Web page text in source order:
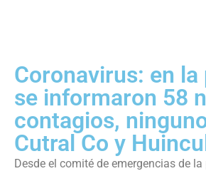
Coronavirus: en
se informaron 58
contagios,
Cutral Co y
Desde el comité de emergencias de